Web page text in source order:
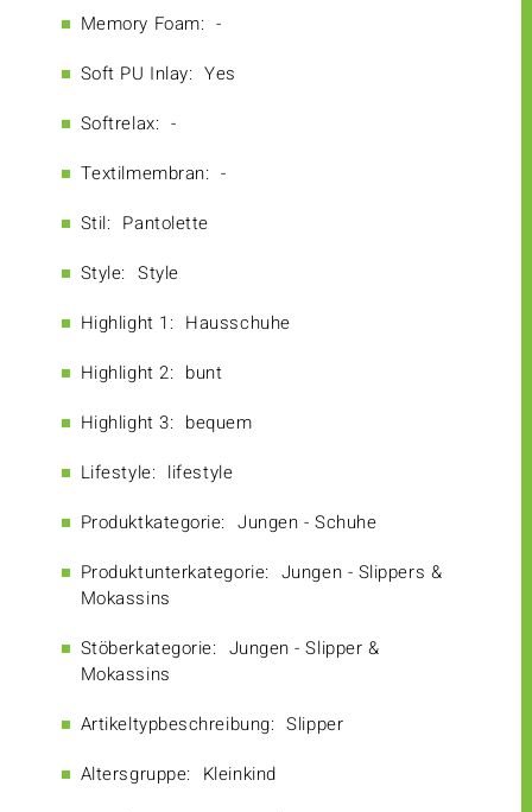
Memory Foam: -
Soft PU Inlay: Yes
Softrelax: -
Textilmembran: -
Stil: Pantolette
Style: Style
Highlight 1: Hausschuhe
Highlight 2: bunt
Highlight 3: bequem
Lifestyle: lifestyle
Produktkategorie: Jungen - Schuhe
Produktunterkategorie: Jungen - Slippers &
Mokassins
Stöberkategorie: Jungen - Slipper &
Mokassins
Artikeltypbeschreibung: Slipper
Altersgruppe: Kleinkind